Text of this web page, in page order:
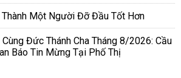
Một Người Đỡ Đầu Tốt Hơn
Đức Thánh Cha Tháng 8/2026: Cầu
Báo Tin Mừng Tại Phố Thị